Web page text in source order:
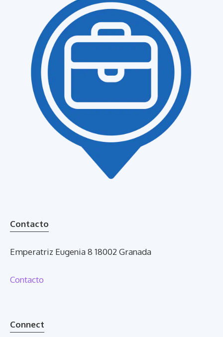
Contacto
Emperatriz Eugenia 8 18002 Granada
Contacto
Connect